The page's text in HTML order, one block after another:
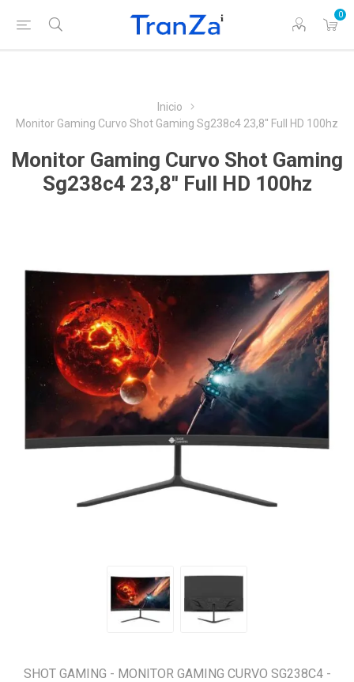
0
Inicio
Monitor Gaming Curvo Shot Gaming Sg238c4 23,8'' Full HD 100hz
Monitor Gaming Curvo Shot Gaming
Sg238c4 23,8'' Full HD 100hz
SHOT GAMING - MONITOR GAMING CURVO SG238C4 -